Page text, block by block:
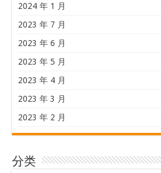
2024 年 1 月
2023 年 7 月
2023 年 6 月
2023 年 5 月
2023 年 4 月
2023 年 3 月
2023 年 2 月
分类